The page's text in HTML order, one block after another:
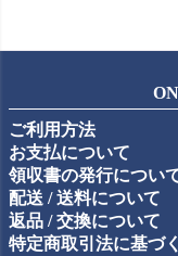
ご利用方法
お支払について
領収書の発行につい
配送 / 送料について
返品 / 交換について
特定商取引法に基づ